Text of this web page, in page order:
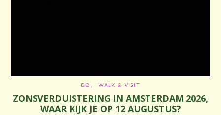
C
T
E
G
DO WALK & VISIT
ZONSVERDUISTERING IN AMSTERDAM 2026,
WAAR KIJK JE OP 12 AUGUSTUS?